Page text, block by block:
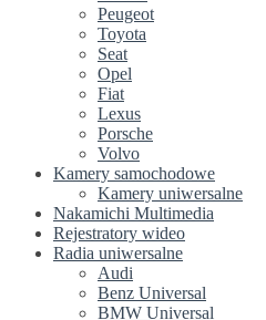
Peugeot
Toyota
Seat
Opel
Fiat
Lexus
Porsche
Volvo
Kamery samochodowe
Kamery uniwersalne
Nakamichi Multimedia
Rejestratory wideo
Radia uniwersalne
Audi
Benz Universal
BMW Universal